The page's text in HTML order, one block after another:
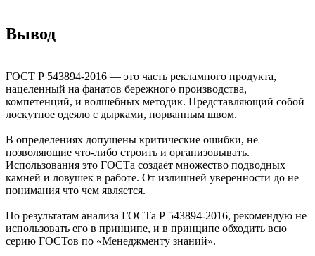
Вывод
ГОСТ Р 543894-2016 — это часть рекламного продукта,
нацеленный на фанатов бережного производства,
компетенций, и волшебных методик. Представляющий собой
лоскутное одеяло с дырками, порванным швом.
В определениях допущены критические ошибки, не
позволяющие что-либо строить и организовывать.
Использования это ГОСТа создаёт множество подводных
камней и ловушек в работе. От излишней уверенности до не
понимания что чем является.
По результатам анализа ГОСТа Р 543894-2016, рекомендую не
использовать его в принципе, и в принципе обходить всю
серию ГОСТов по «Менеджменту знаний».